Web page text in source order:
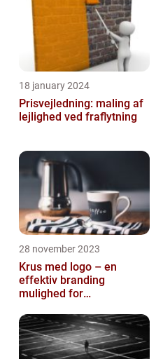
18 january 2024
Prisvejledning: maling af
lejlighed ved fraflytning
28 november 2023
Krus med logo – en
effektiv branding
mulighed for